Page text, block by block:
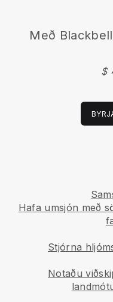
Með Blackbell
$
Hafa umsjón með
Stjórna
Notaðu